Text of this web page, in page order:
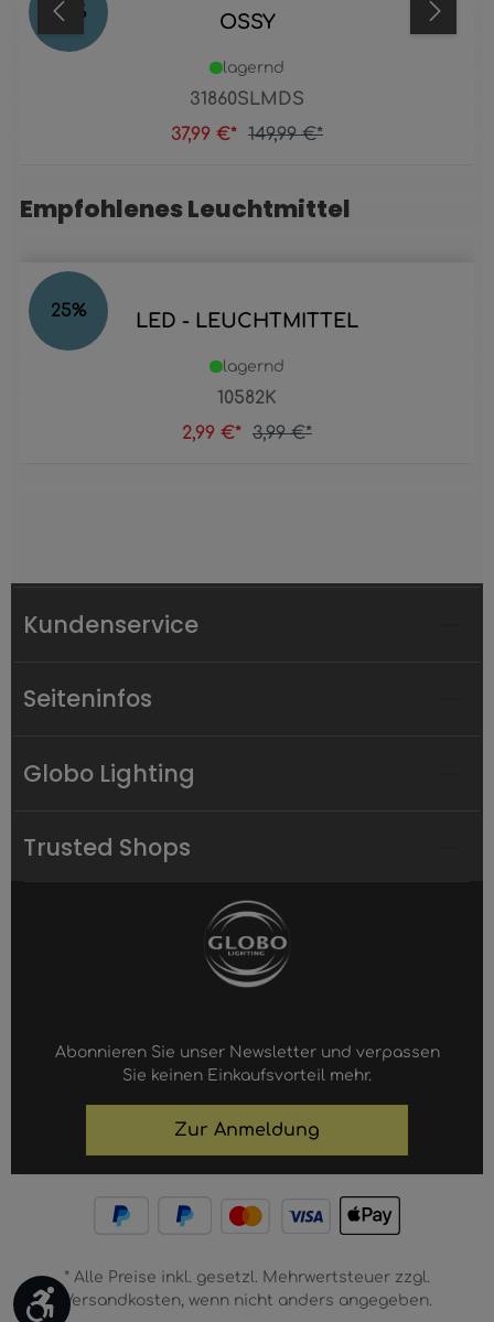
75 % OSSY
31860SLMDS
lagernd
37,99 €* 149,99 €*
Produktgalerie überspringen
Empfohlenes Leuchtmittel
25% LED - LEUCHTMITTEL
10582K
lagernd
2,99 €* 3,99 €*
Kundenservice
Seiteninfos
Globo Lighting
Trusted Shops
Abonnieren Sie unser Newsletter und verpassen
Sie keinen Einkaufsvorteil mehr.
Zur Anmeldung
* Alle Preise inkl. gesetzl. Mehrwertsteuer zzgl.
Versandkosten, wenn nicht anders angegeben.
Werkzeugleiste anzeigen